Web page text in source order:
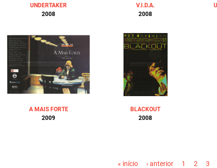
UNDERTAKER
2008
V.I.D.A.
2008
A MAIS FORTE
2009
BLACKOUT
2008
« início ‹ anterior 1 2 3